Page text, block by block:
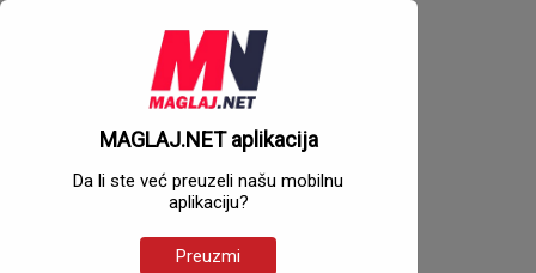
MAGLAJ.NET aplikacija
Da li ste već preuzeli našu mobilnu
aplikaciju?
Preuzmi